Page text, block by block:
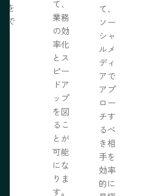
を
で
て、
業務
の効
率化
とス
ピー
ドア
ップ
を図
るこ
とが
可能
にな
りま
す。
て、
ソー
シャ
ルメ
ディ
アで
アプ
ロー
チす
るべ
き相
手を
効率
的に